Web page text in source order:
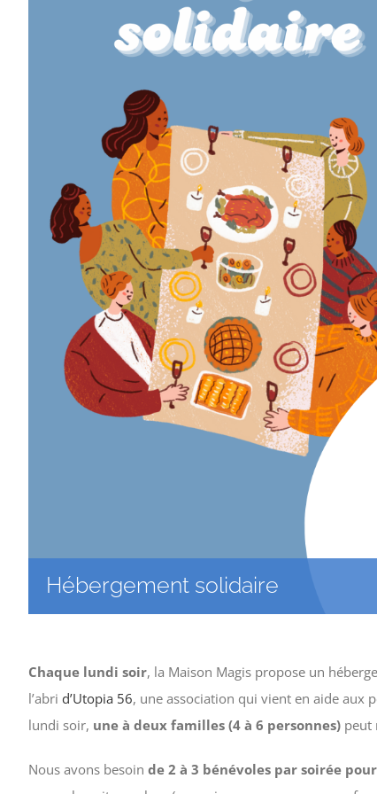
Hébergement solidaire
Chaque lundi soir, la Maison Magis propose un
l’abri d’Utopia 56, une association qui vient en aide aux
lundi soir, une à deux familles (4 à 6 personnes) peut
Nous avons besoin de 2 à 3 bénévoles par soirée